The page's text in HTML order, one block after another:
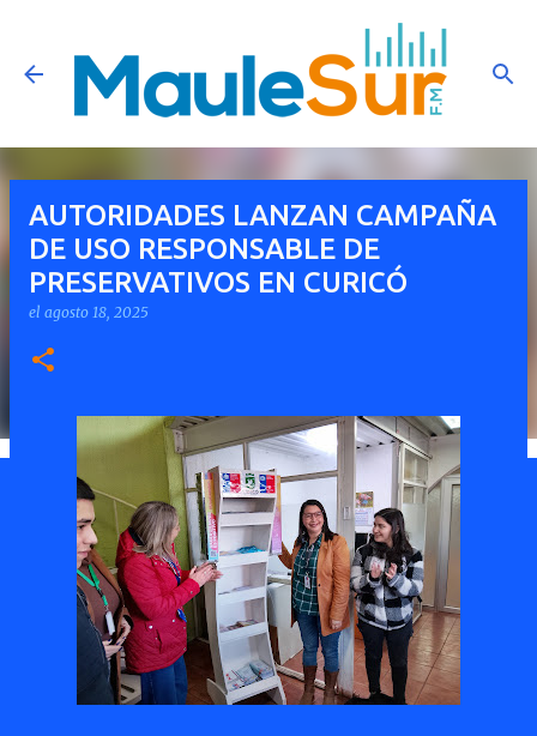
Ir al contenido principal
AUTORIDADES LANZAN CAMPAÑA
DE USO RESPONSABLE DE
PRESERVATIVOS EN CURICÓ
el agosto 18, 2025